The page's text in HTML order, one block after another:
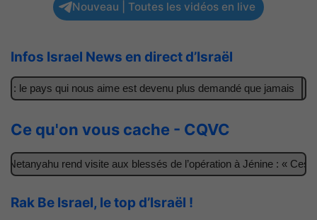
Nouveau | Toutes les vidéos en live
Infos Israel News en direct d’Israël
le pays qui nous aime est devenu plus demandé que jamais
Ce qu'on vous cache - CQVC
rend visite aux blessés de l’opération à Jénine : « Ces
Rak Be Israel, le top d’Israël !